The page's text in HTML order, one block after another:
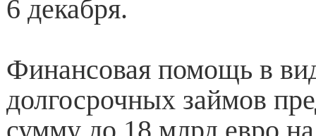
6 декабря.
Финансовая помощь в
долгосрочных займов